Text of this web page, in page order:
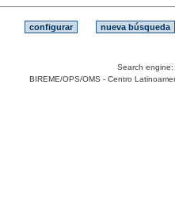
Search engine:
BIREME/OPS/OMS - Centro